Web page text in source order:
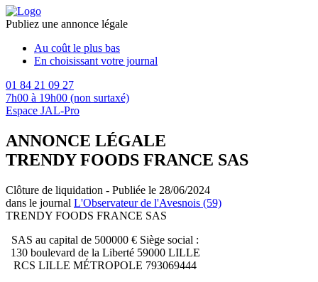
Publiez une annonce légale
Au coût le plus bas
En choisissant votre journal
01 84 21 09 27
7h00 à 19h00 (non surtaxé)
Espace JAL-Pro
ANNONCE LÉGALE
TRENDY FOODS FRANCE SAS
Clôture de liquidation - Publiée le 28/06/2024
dans le journal L'Observateur de l'Avesnois (59)
TRENDY FOODS FRANCE SAS
SAS au capital de 500000 € Siège social :
130 boulevard de la Liberté 59000 LILLE
RCS LILLE MÉTROPOLE 793069444